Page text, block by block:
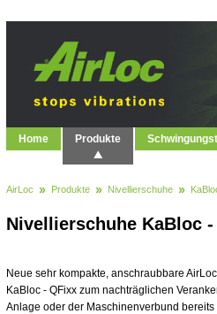
Home Produkte
AirLoc Produkte Nivellierschuhe
Nivellierschuhe KaBloc
Neue sehr kompakte, anschraubbare
KaBloc - QFixx zum nachträglichen
Anlage oder der Maschinenverbund